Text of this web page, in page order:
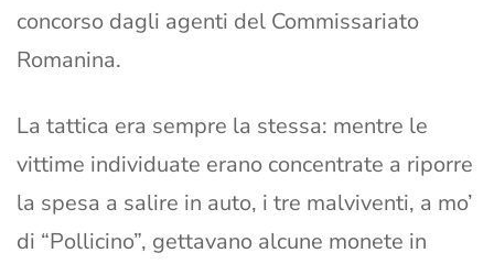
concorso dagli agenti del Commissariato
Romanina.
La tattica era sempre la stessa: mentre le
vittime individuate erano concentrate a riporre
la spesa a salire in auto, i tre malviventi, a mo’
di “Pollicino”, gettavano alcune monete in